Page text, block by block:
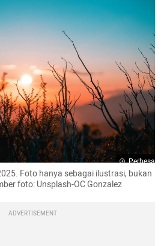
Perbesar
Foto hanya sebagai ilustrasi, bukan
foto: Unsplash-OC Gonzalez
ADVERTISEMENT